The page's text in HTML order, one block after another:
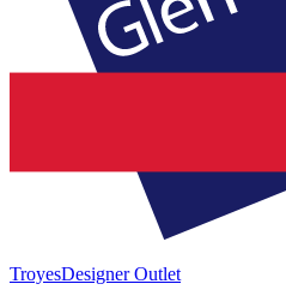
TroyesDesigner Outlet